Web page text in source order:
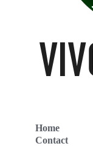
Home
Contact